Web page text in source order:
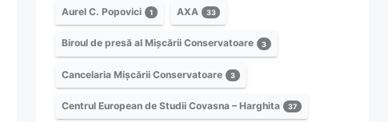
Aurel C. Popovici 1 AXA 33
Biroul de presă al Mișcării Conservatoare 3
Cancelaria Mișcării Conservatoare 3
Centrul European de Studii Covasna – Harghita 37